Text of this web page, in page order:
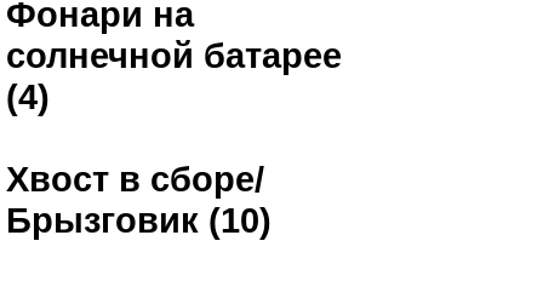
Фонари на
солнечной батарее
(4)
Хвост в сборе/
Брызговик (10)